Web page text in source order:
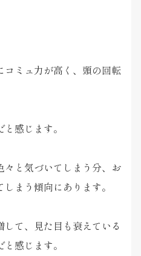
コミュ力が高く、頭の回転
感じます。
と気づいてしまう分、お
まう傾向にあります。
て、見た目も衰えている
感じます。